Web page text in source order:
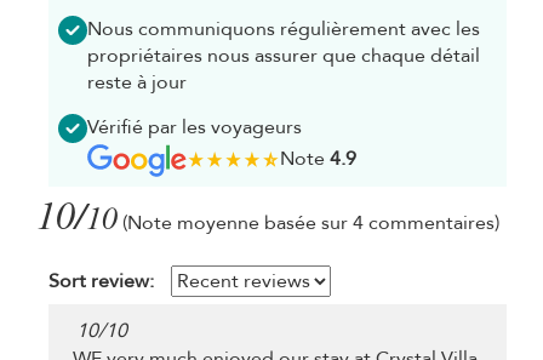
Nous communiquons régulièrement avec les
propriétaires nous assurer que chaque détail
reste à jour
Vérifié par les voyageurs
Note4.9
10/10 (Note moyenne basée sur 4 commentaires)
Sort review:
10/10